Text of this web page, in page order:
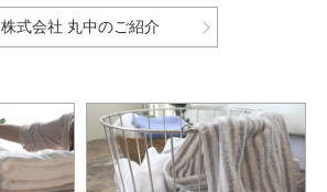
株式会社 丸中のご紹介